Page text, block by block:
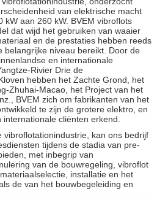
van elektrische macht
kW aan 260 kW. BVEM vibroflots
dat wijd het gebruiken van waaier
en de prestaties hebben reeds
belangrijke niveau bereikt. Door de
en internationale
Rivier Drie de
hebben het Zachte Grond, het
Zhuhai-Macao, het Project van het
BVEM zich om fabrikanten van het
te zijn de grotere elektro, en
cliënten erkend.
vibroflotationindustrie, kan ons bedrijf
tijdens de stadia van pre-
met inbegrip van
van de bouwregeling, vibroflot
installatie en het
de van het bouwbegeleiding en